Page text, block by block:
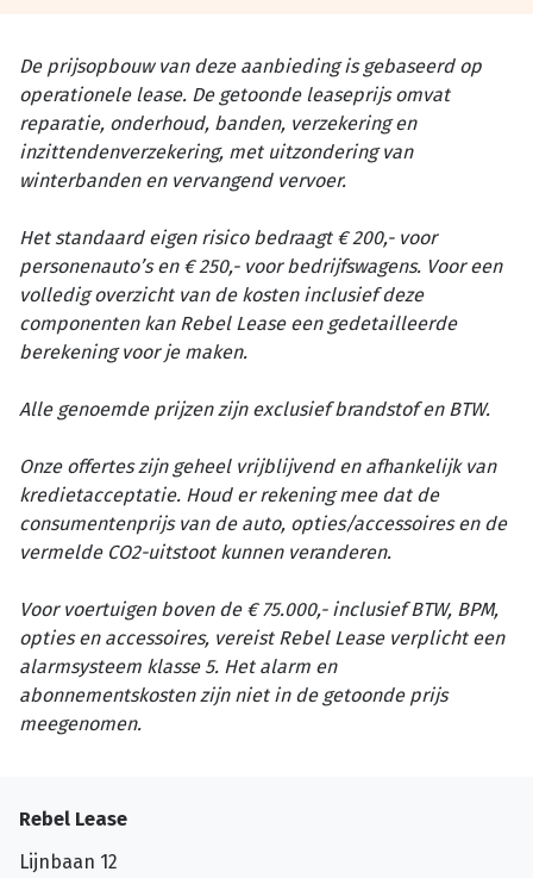
De prijsopbouw van deze aanbieding is gebaseerd op
operationele lease. De getoonde leaseprijs omvat
reparatie, onderhoud, banden, verzekering en
inzittendenverzekering, met uitzondering van
winterbanden en vervangend vervoer.
Het standaard eigen risico bedraagt € 200,- voor
personenauto’s en € 250,- voor bedrijfswagens. Voor een
volledig overzicht van de kosten inclusief deze
componenten kan Rebel Lease een gedetailleerde
berekening voor je maken.
Alle genoemde prijzen zijn exclusief brandstof en BTW.
Onze offertes zijn geheel vrijblijvend en afhankelijk van
kredietacceptatie. Houd er rekening mee dat de
consumentenprijs van de auto, opties/accessoires en de
vermelde CO2-uitstoot kunnen veranderen.
Voor voertuigen boven de € 75.000,- inclusief BTW, BPM,
opties en accessoires, vereist Rebel Lease verplicht een
alarmsysteem klasse 5. Het alarm en
abonnementskosten zijn niet in de getoonde prijs
meegenomen.
Rebel Lease
Lijnbaan 12